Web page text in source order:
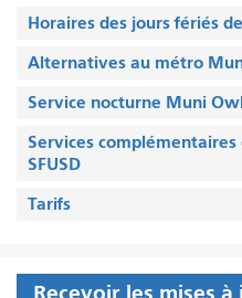
Horaires des jours fériés
Alternatives au métro
Service nocturne Muni Owl
Services
SFUSD
Tarifs
Recevoir les mises à